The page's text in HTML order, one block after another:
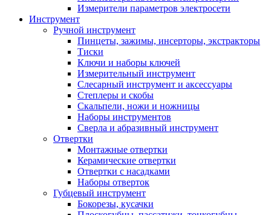
Измерители параметров электросети
Инструмент
Ручной инструмент
Пинцеты, зажимы, инсерторы, экстракторы
Тиски
Ключи и наборы ключей
Измерительный инструмент
Слесарный инструмент и аксессуары
Степлеры и скобы
Скальпели, ножи и ножницы
Наборы инструментов
Сверла и абразивный инструмент
Отвертки
Монтажные отвертки
Керамические отвертки
Отвертки с насадками
Наборы отверток
Губцевый инструмент
Бокорезы, кусачки